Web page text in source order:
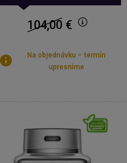
104,00 €
Na objednávku – termín
upresníme